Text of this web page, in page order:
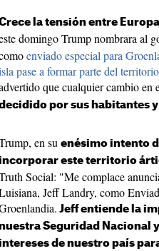
la tensión entre
domingo Trump nombrara al
enviado especial para
pase a formar parte del
que cualquier cambio en
por sus habitantes
en su enésimo intento
este territorio
Social: "Me complace
Jeff Landry, como
Jeff entiende la
Seguridad Nacional
de nuestro país